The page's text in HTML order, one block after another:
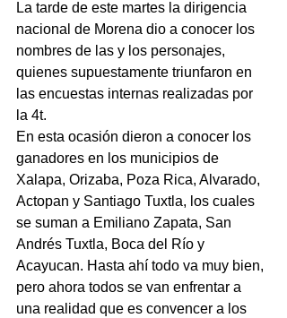
La tarde de este martes la dirigencia
nacional de Morena dio a conocer los
nombres de las y los personajes,
quienes supuestamente triunfaron en
las encuestas internas realizadas por
la 4t.
En esta ocasión dieron a conocer los
ganadores en los municipios de
Xalapa, Orizaba, Poza Rica, Alvarado,
Actopan y Santiago Tuxtla, los cuales
se suman a Emiliano Zapata, San
Andrés Tuxtla, Boca del Río y
Acayucan. Hasta ahí todo va muy bien,
pero ahora todos se van enfrentar a
una realidad que es convencer a los